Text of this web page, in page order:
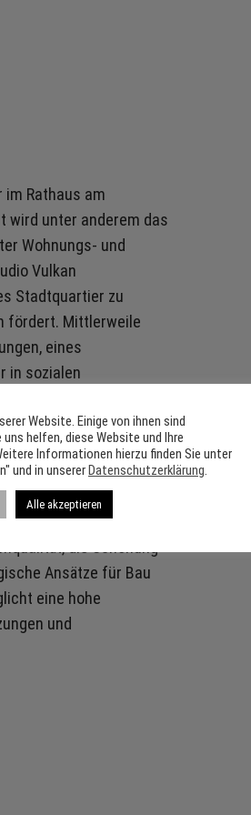
Rathaus am
wird unter anderem das
Wohnungs- und
Vulkan
Stadtquartier zu
fördert. Mittlerweile
eines
in sozialen
Grünflächen, die
die Schonung
Ansätze für Bau
eine hohe
und
Website. Einige von ihnen sind
helfen, diese Website und Ihre
Informationen hierzu finden Sie unter
und in unsererDatenschutzerklärung
Alle akzeptieren